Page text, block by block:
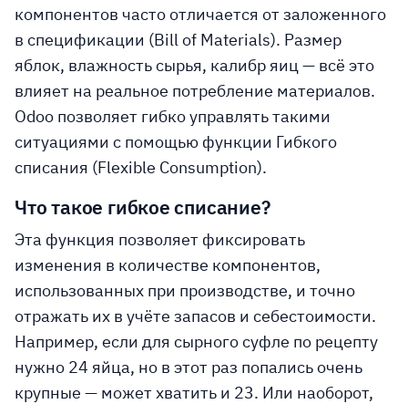
компонентов часто отличается от заложенного
в спецификации (Bill of Materials). Размер
яблок, влажность сырья, калибр яиц — всё это
влияет на реальное потребление материалов.
Odoo позволяет гибко управлять такими
ситуациями с помощью функции Гибкого
списания (Flexible Consumption).
Что такое гибкое списание?
Эта функция позволяет фиксировать
изменения в количестве компонентов,
использованных при производстве, и точно
отражать их в учёте запасов и себестоимости.
Например, если для сырного суфле по рецепту
нужно 24 яйца, но в этот раз попались очень
крупные — может хватить и 23. Или наоборот,